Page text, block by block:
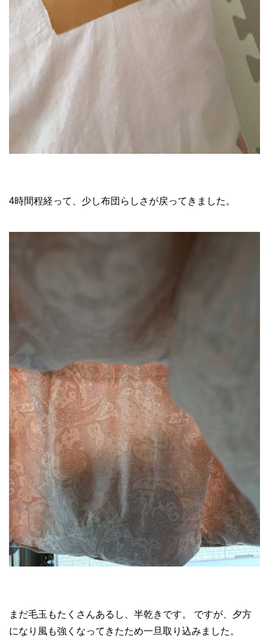
4時間程経って、少し布団らしさが戻ってきました。
まだ毛玉もたくさんあるし、半乾きです。 ですが、夕方
になり風も強くなってきたため一旦取り込みました。